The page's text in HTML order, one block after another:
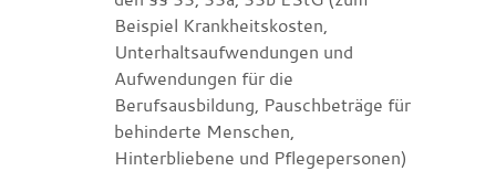
Beispiel Krankheitskosten,
Unterhaltsaufwendungen und
Aufwendungen für die
Berufsausbildung, Pauschbeträge für
behinderte Menschen,
Hinterbliebene und Pflegepersonen)